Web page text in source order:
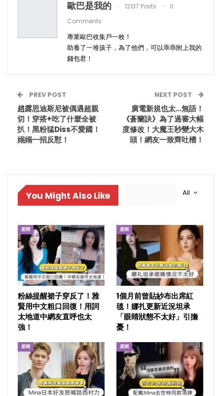
歐巴是我的 12137 Posts
0
Comments
專業歐巴收集戶一枚！
助養了一堆孩子，為了他們，可以乖乖附上我的
錢包君！
PREV POST
趙露思迪斯尼被偶遇超親
切！穿搭+吃了什麼全被
扒！黑粉猛Diss不愛國！
嫋嫋一招反懟！
NEXT POST
廣電新規也太…無語！
《蒼蘭訣》為了過審大幅
度修改！大魔王秒變大木
頭！網友一致齊吐槽！
All
You Might Also Like
星聞
粉絲提醒裙子穿反了！雅
賢用中文粗口回復！用詞
太地道中網友直呼也太
強！
星聞
1個月前曾貼紗布出席紅
毯！娜扎更新近況坦承
「眼睛狀態不太好」引擔
憂！
星聞 星聞